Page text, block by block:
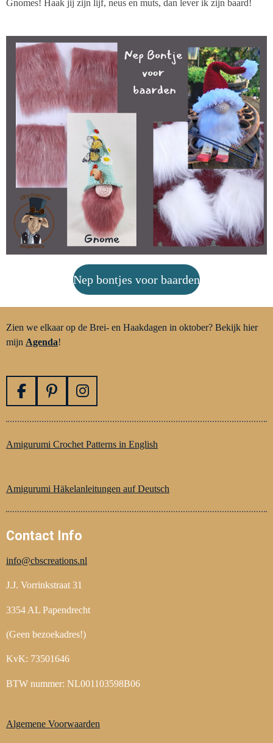
Gnomes! Haak jij zijn lijf, neus en muts, dan lever ik zijn baard!
Nep bontjes voor baarden
Zien we elkaar op de Brei- en Haakdagen in oktober? Bekijk hier
mijn Agenda!
F
c
e
o
P
n
t
e
t
I
s
t
r
m
Amigurumi Crochet Patterns in English
Amigurumi Häkelanleitungen auf Deutsch
Contact Info
info@cbscreations.nl
J.J. Vorrinkstraat 31
3354 AL Papendrecht
(Geen bezoekadres!)
KvK: 73501646
BTW nummer: NL001103598B06
Algemene Voorwaarden